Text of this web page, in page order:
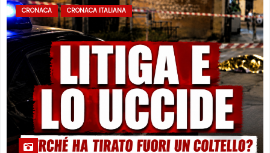
CRONACA CRONACA ITALIANA